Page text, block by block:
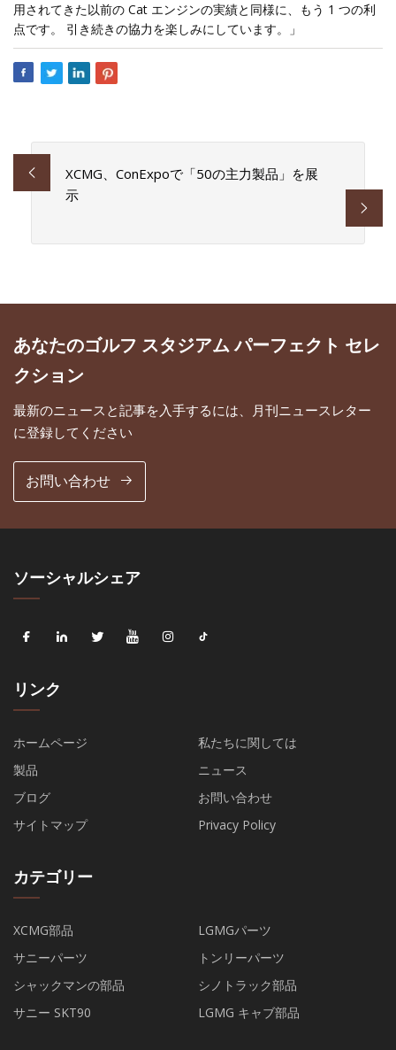
用されてきた以前の Cat エンジンの実績と同様に、もう 1 つの利
点です。 引き続きの協力を楽しみにしています。」
XCMG、ConExpoで「50の主力製品」を展
示
あなたのゴルフ スタジアム パーフェクト セレ
クション
最新のニュースと記事を入手するには、月刊ニュースレター
に登録してください
お問い合わせ
ソーシャルシェア
リンク
ホームページ
私たちに関しては
製品
ニュース
ブログ
お問い合わせ
サイトマップ
Privacy Policy
カテゴリー
XCMG部品
LGMGパーツ
サニーパーツ
トンリーパーツ
シャックマンの部品
シノトラック部品
サニー SKT90
LGMG キャブ部品